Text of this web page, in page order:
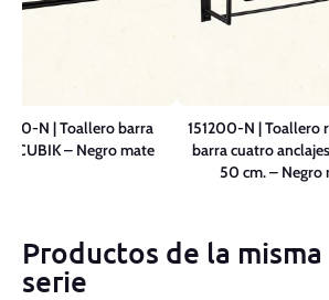
N | Toallero barra
CUBIK – Negro mate
151200-N | Toallero
barra cuatro
50 cm. – Negro
Productos de la misma
serie